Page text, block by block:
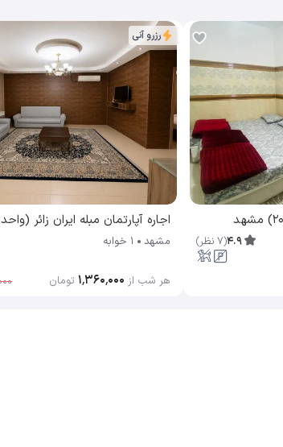
4.9
(
7 نظر)
رزرو آنی
اجاره آپارتمان مبله ایران زائر (واحد ۲) مشهد
مشهد 1 خوابه
هر شب از ۱٬۳۶۰٬۰۰۰ تومان